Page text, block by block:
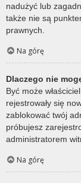
nadużyć lub
także nie są
prawnych.
Na górę
Dlaczego nie
Być może
rejestrowały się
zablokować twój
próbujesz
administratorem
Na górę